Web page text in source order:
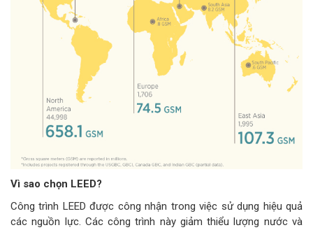
Vì sao chọn LEED?
Công trình LEED được công nhận trong việc sử dụng hiệu quả
các nguồn lực. Các công trình này giảm thiểu lượng nước và